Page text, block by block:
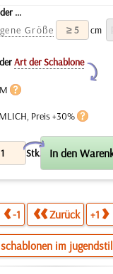
...
Größe
cm
Art der Schablone
Y
Preis +30%
Stk.
X
-1 Zurück +1
im jugendstil